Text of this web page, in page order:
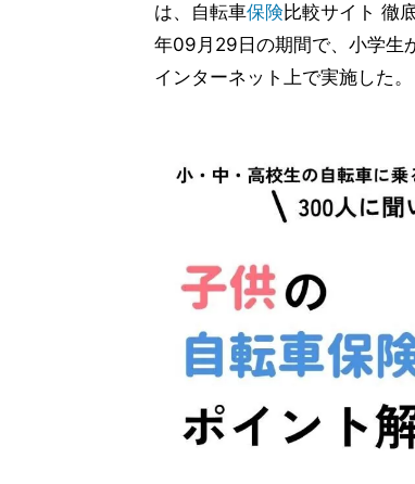
は、自転車保険比較サイト 徹
年09月29日の期間で、小学生
インターネット上で実施した。